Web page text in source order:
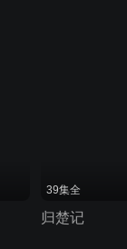
39集全
归楚记